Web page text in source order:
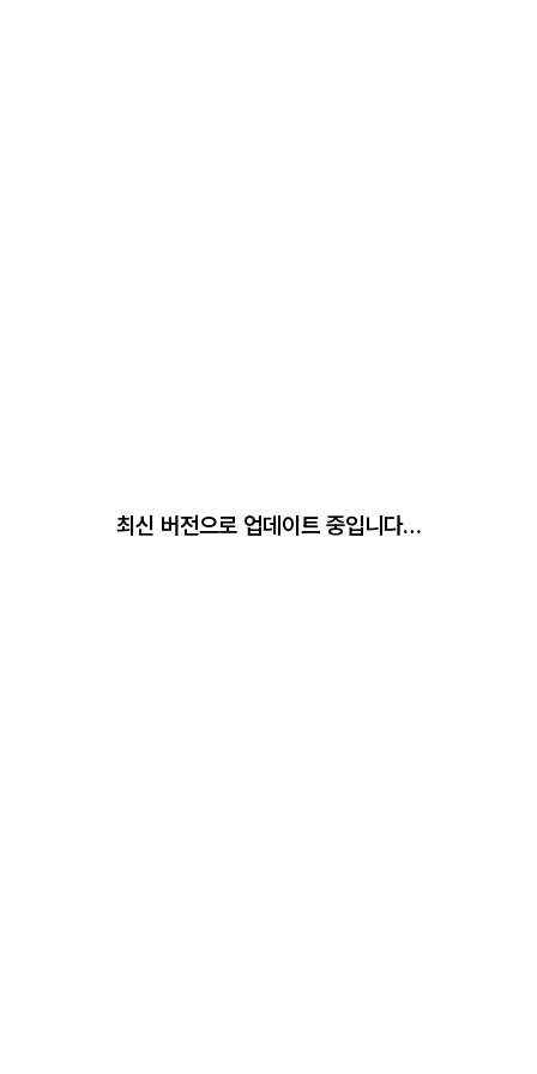
최신 버전으로 업데이트 중입니다…